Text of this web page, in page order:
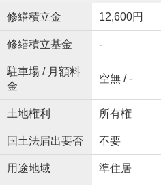
修繕積立金 12,600円
修繕積立基金 -
駐車場 / 月額料
金
空無 / -
土地権利 所有権
国土法届出要否 不要
用途地域 準住居